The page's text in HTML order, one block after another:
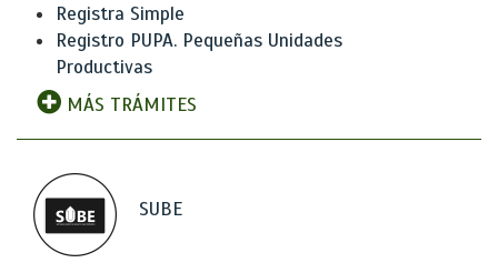
Registra Simple
Registro PUPA. Pequeñas Unidades
Productivas
MÁS TRÁMITES
SUBE